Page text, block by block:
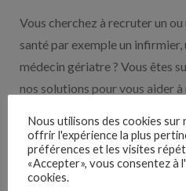
Vous cherchez à recruter un
santé par exemple un infirmier,
médecin gériatre ? Vous êtes
nos solutions pour vous aider
Nos solutions
Nous utilisons des cookies
offrir l'expérience la plus
préférences et les visites
«Accepter», vous consentez à
cookies.